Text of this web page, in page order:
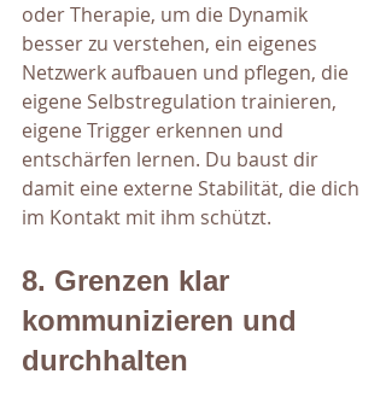
oder Therapie, um die Dynamik
besser zu verstehen, ein eigenes
Netzwerk aufbauen und pflegen, die
eigene Selbstregulation trainieren,
eigene Trigger erkennen und
entschärfen lernen. Du baust dir
damit eine externe Stabilität, die dich
im Kontakt mit ihm schützt.
8. Grenzen klar
kommunizieren und
durchhalten